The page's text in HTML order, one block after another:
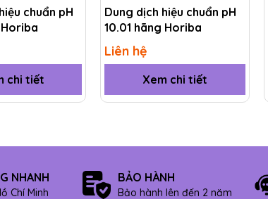
chuẩn pH
Horiba
chi tiết
Dung dịch hiệu chuẩn pH
10.01 hãng Horiba
Liên hệ
Xem chi tiết
NHANH
Chí Minh
BẢO HÀNH
Bảo hành lên đến 2 năm